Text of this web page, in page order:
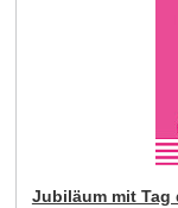
Jubiläum mit Tag